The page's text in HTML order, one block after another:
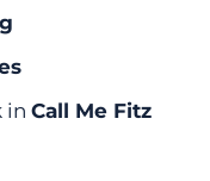
in Call Me Fitz